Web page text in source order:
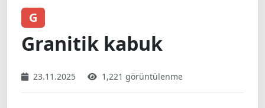
G
Granitik kabuk
23.11.2025 1,221 görüntülenme